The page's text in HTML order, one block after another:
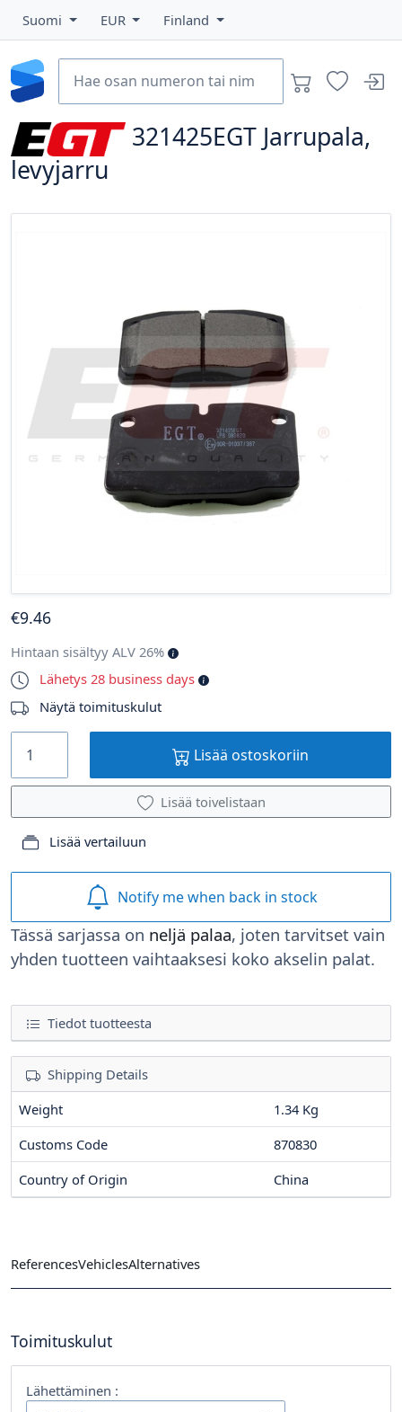
Suomi EUR Finland
321425EGT Jarrupala,
levyjarru
Tässä sarjassa on neljä palaa, joten tarvitset vain
yhden tuotteen vaihtaaksesi koko akselin palat.
Tiedot tuotteesta
Shipping Details
Weight
1.34 Kg
Customs Code
870830
Country of Origin
China
€9.46
Hintaan sisältyy ALV 26%
Lähetys 28 business days
Näytä toimituskulut
Lisää ostoskoriin
Lisää toivelistaan
Lisää vertailuun
Notify me when back in stock
ReferencesVehiclesAlternatives
Toimituskulut
Lähettäminen :